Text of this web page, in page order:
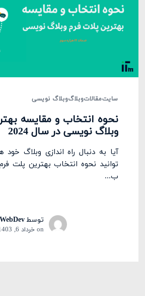
سایتمقالاتوبلاگوبلاگ نویسی
نحوه انتخاب و مقایسه
وبلاگ نویسی در سال 2024
آیا به دنبال راه اندازی وبلاگ
توانید نحوه انتخاب بهترین پلت
ب...
توسطWebDev
on خرداد 6, 1403